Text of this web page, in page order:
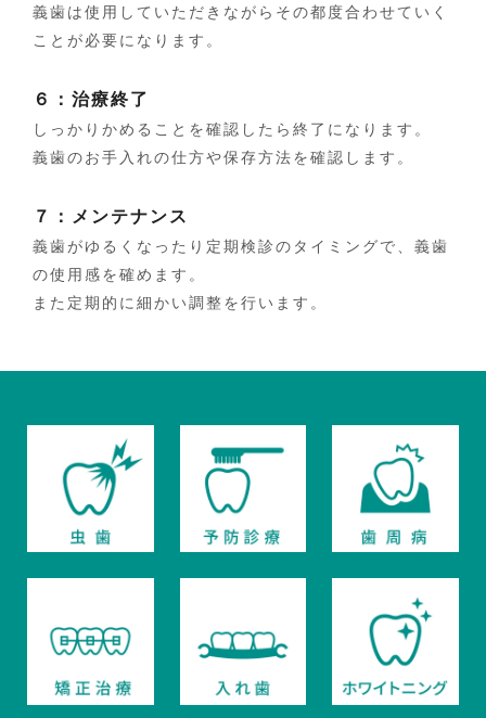
義歯は使用していただきながらその都度合わせていく
ことが必要になります。
６：治療終了
しっかりかめることを確認したら終了になります。
義歯のお手入れの仕方や保存方法を確認します。
７：メンテナンス
義歯がゆるくなったり定期検診のタイミングで、義歯
の使用感を確めます。
また定期的に細かい調整を行います。